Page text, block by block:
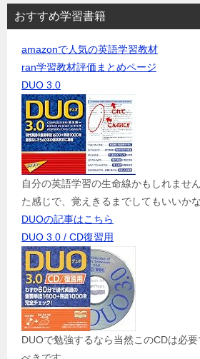
おすすめ学習書籍
amazonで人気の英語学習教材
ran学習教材評価まとめページ
DUO 3.0
自分の英語学習の生命線かもしれませ
た感じで、覚えきるまでしてもいいか
DUOの記事はこちら
DUO 3.0 / CD復習用
DUOで勉強するなら当然このCDは必